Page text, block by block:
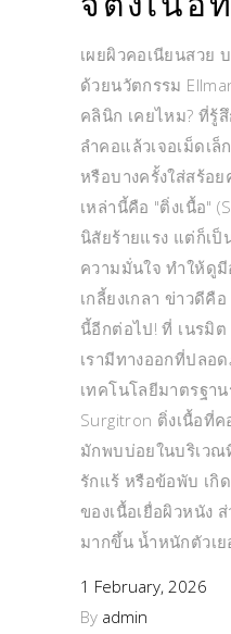
เผยผิวคอเนียนสวย
ด้วยนวัตกรรม
คลินิก เคยไหม? ที่รู้
ลำคอแล้วเจอเม็ดเ
หรือบางครั้งใส่สร้อ
เหล่านี้คือ "ติ่งเนื้อ"
นิสัยร้ายแรง แต่ก็เ
ความมั่นใจ ทำให้ดู
เกลี้ยงเกลา ข่าวดี
นี้อีกต่อไป! ที่ เนรมิต
เรามีทางออกที่ปลอ
เทคโนโลยีมาตรฐา
Surgitron ติ่งเนื้อที่ค
มักพบบ่อยในบริเวณ
รักแร้ หรือข้อพับ เกิ
ของเนื้อเยื่อผิวหนัง
มากขึ้น น้ำหนักตัวเย
1 February, 2026
By admin